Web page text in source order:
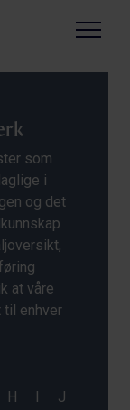
Menu
som
i
og det
at våre
til enhver